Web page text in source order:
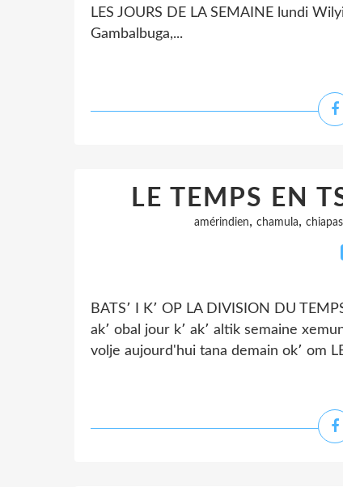
LES JOURS DE LA SEMAINE lundi
Gambalbuga,...
LE TEMPS EN
amérindien, chamula, chiapas
BATS՚ I K՚ OP LA DIVISION DU
ak՚ obal jour k՚ ak՚ altik semaine
volje aujourd'hui tana demain ok՚ om